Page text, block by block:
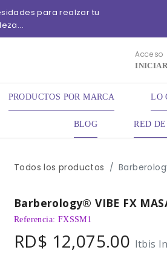
para realzar tu
Acceso
PRODUCTOS POR MARCA LO
BLOG RED
Todos los productos
Barberology® VIBE FX
Referencia: FXSSM1
RD$ 12,075.00 Itbis